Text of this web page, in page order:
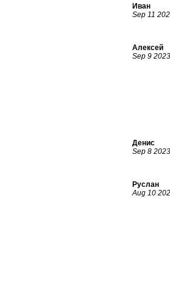
Иван
Sep 11
Алексей
Sep 9
Денис
Sep 8
Руслан
Aug 10